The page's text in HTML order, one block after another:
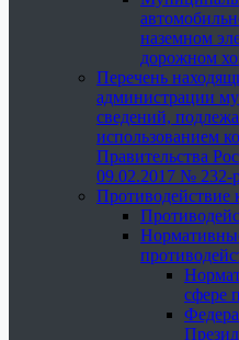
наземном
дорожном
Перечень
администрации
сведений,
использованием
Правительства
09.02.2017 № 232-
Противодействие
сфере